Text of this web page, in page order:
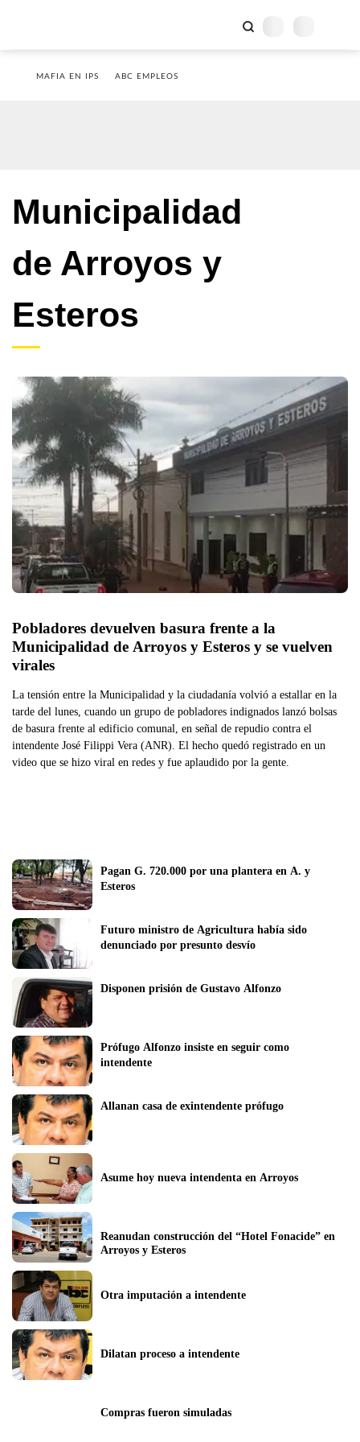
MAFIA EN IPS ABC EMPLEOS
Municipalidad
de Arroyos y
Esteros
Pobladores devuelven basura frente a la
Municipalidad de Arroyos y Esteros y se vuelven
virales
La tensión entre la Municipalidad y la ciudadanía volvió a estallar en la
tarde del lunes, cuando un grupo de pobladores indignados lanzó bolsas
de basura frente al edificio comunal, en señal de repudio contra el
intendente José Filippi Vera (ANR). El hecho quedó registrado en un
video que se hizo viral en redes y fue aplaudido por la gente.
Pagan G. 720.000 por una plantera en A. y
Esteros
Futuro ministro de Agricultura había sido
denunciado por presunto desvío
Disponen prisión de Gustavo Alfonzo
Prófugo Alfonzo insiste en seguir como
intendente
Allanan casa de exintendente prófugo
Asume hoy nueva intendenta en Arroyos
Reanudan construcción del “Hotel Fonacide” en
Arroyos y Esteros
Otra imputación a intendente
Dilatan proceso a intendente
Compras fueron simuladas